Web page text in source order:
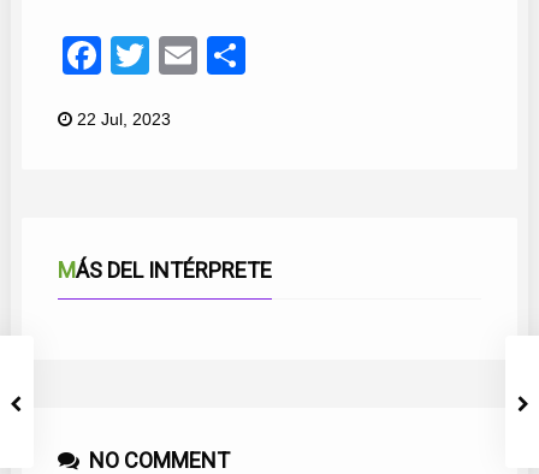
Facebook
TwitterEmail
22 Jul, 2023
MÁS DEL INTÉRPRETE
NO COMMENT